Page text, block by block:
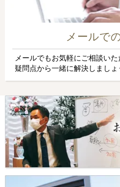
メールで
メールでもお気軽にご相談い
疑問点から一緒に解決しましょ